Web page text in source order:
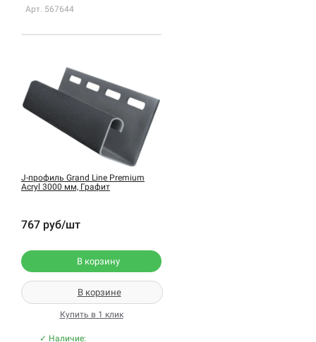
Арт. 567644
J-профиль Grand Line Premium
Acryl 3000 мм, Графит
767 руб/шт
В корзину
В корзине
Купить в 1 клик
✓ Наличие: